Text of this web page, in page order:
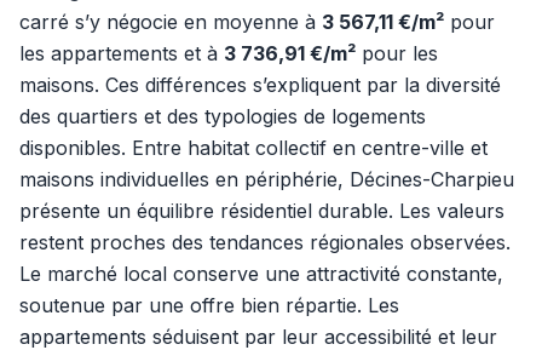
carré s’y négocie en moyenne à 3 567,11 €/m² pour
les appartements et à 3 736,91 €/m² pour les
maisons. Ces différences s’expliquent par la diversité
des quartiers et des typologies de logements
disponibles. Entre habitat collectif en centre-ville et
maisons individuelles en périphérie, Décines-Charpieu
présente un équilibre résidentiel durable. Les valeurs
restent proches des tendances régionales observées.
Le marché local conserve une attractivité constante,
soutenue par une offre bien répartie. Les
appartements séduisent par leur accessibilité et leur